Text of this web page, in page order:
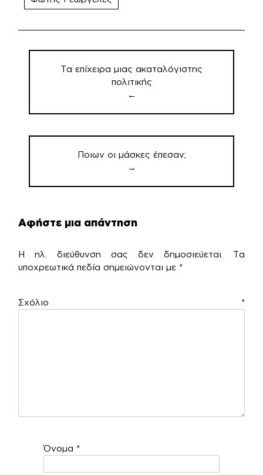
Πλοήγηση
άρθρωνΤα επίχειρα μιας ακαταλόγιστης
πολιτικής
←
Ποιων οι μάσκες έπεσαν;
→
Αφήστε μια απάντηση
Η ηλ. διεύθυνση σας δεν δημοσιεύεται.
Τα
υποχρεωτικά πεδία σημειώνονται με *
Σχόλιο *
Όνομα *